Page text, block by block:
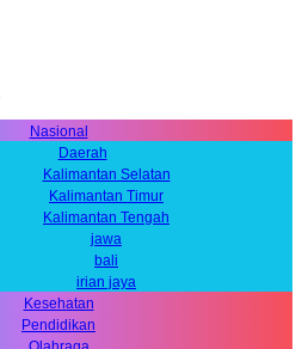
Nasional
Daerah
Kalimantan Selatan
Kalimantan Timur
Kalimantan Tengah
jawa
bali
irian jaya
Kesehatan
Pendidikan